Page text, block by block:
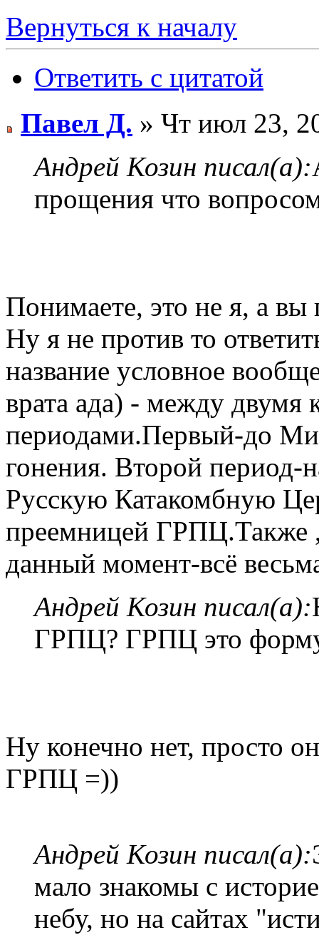
Вернуться к началу
Ответить с цитатой
Павел Д. » Чт июл 23,
Андрей Козин писал(а):
прощения что
Понимаете, это не я, а
Ну я не против то
название условное
врата ада) - между двумя
периодами.Первый-до
гонения. Второй период-
Русскую Катакомбную
преемницей ГРПЦ.Также
данный момент-всё
Андрей Козин писал(а):
ГРПЦ? ГРПЦ это
Ну конечно нет, просто
ГРПЦ =))
Андрей Козин писал(а):
мало знакомы с
небу, но на сайтах